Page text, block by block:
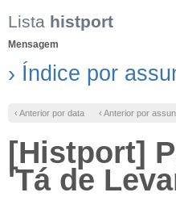
Lista histport
Mensagem
› Índice por
‹ Anterior por data ‹ Anterior por
[Histport]
'Tá de